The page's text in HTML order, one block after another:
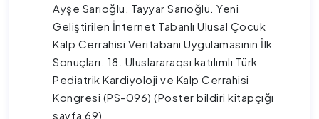
Ayşe Sarıoğlu, Tayyar Sarıoğlu. Yeni
Geliştirilen İnternet Tabanlı Ulusal Çocuk
Kalp Cerrahisi Veritabanı Uygulamasının İlk
Sonuçları. 18. Uluslararaqsı katılımlı Türk
Pediatrik Kardiyoloji ve Kalp Cerrahisi
Kongresi (PS-096) (Poster bildiri kitapçığı
sayfa 69)